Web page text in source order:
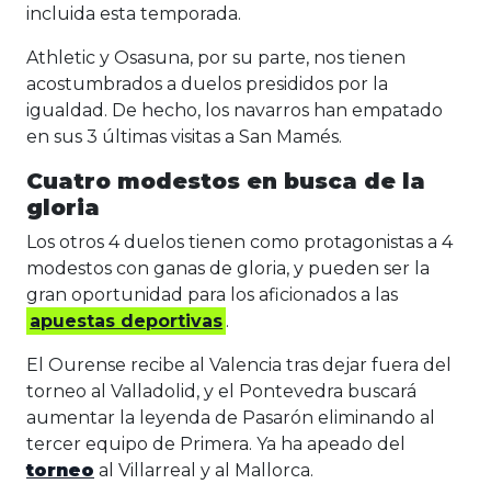
incluida esta temporada.
Athletic y Osasuna, por su parte, nos tienen
acostumbrados a duelos presididos por la
igualdad. De hecho, los navarros han empatado
en sus 3 últimas visitas a San Mamés.
Cuatro modestos en busca de la
gloria
Los otros 4 duelos tienen como protagonistas a 4
modestos con ganas de gloria, y pueden ser la
gran oportunidad para los aficionados a las
apuestas deportivas .
El Ourense recibe al Valencia tras dejar fuera del
torneo al Valladolid, y el Pontevedra buscará
aumentar la leyenda de Pasarón eliminando al
tercer equipo de Primera. Ya ha apeado del
torneo al Villarreal y al Mallorca.